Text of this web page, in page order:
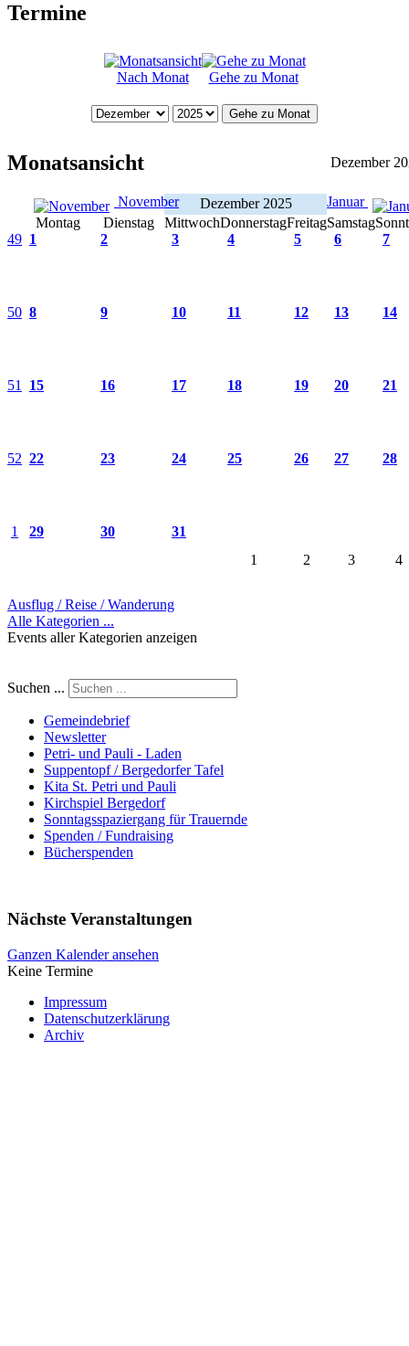
Termine
Nach Monat Gehe zu Monat
Gehe zu Monat
Monatsansicht Dezember
November Dezember 2025
Januar
Montag
Dienstag MittwochDonnerstagFreitagSamstag
49 1 2 3 4 5 6 7
50 8 9 10 11 12 13 14
51 15 16 17 18 19 20 21
52 22 23 24 25 26 27 28
1 29 30
31
1
2 3 4
Ausflug / Reise / Wanderung
Alle Kategorien ...
Events aller Kategorien anzeigen
Suchen ...
Gemeindebrief
Newsletter
Petri- und Pauli - Laden
Suppentopf / Bergedorfer Tafel
Kita St. Petri und Pauli
Kirchspiel Bergedorf
Sonntagsspaziergang für Trauernde
Spenden / Fundraising
Bücherspenden
Nächste Veranstaltungen
Ganzen Kalender ansehen
Keine Termine
Impressum
Datenschutzerklärung
Archiv